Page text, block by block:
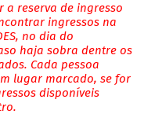
a reserva de ingresso
ingressos na
no dia do
haja sobra dentre os
Cada pessoa
lugar marcado, se for
disponíveis